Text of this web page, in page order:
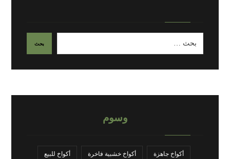
وسوم
أكواخ جاهزة أكواخ خشبية فاخرة أكواخ للبيع